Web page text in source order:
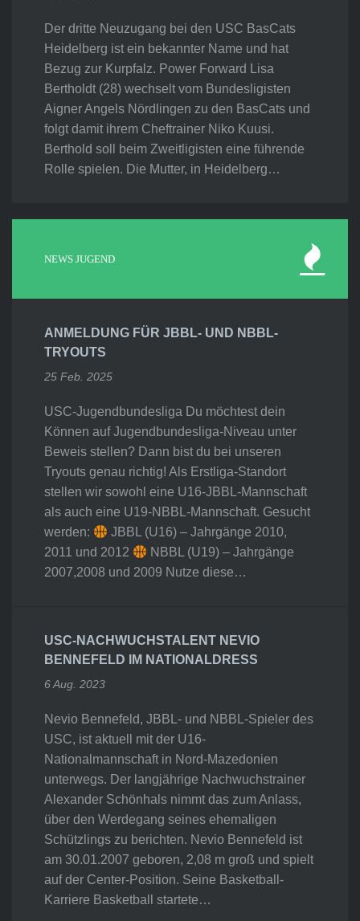
Der dritte Neuzugang bei den USC BasCats
Heidelberg ist ein bekannter Name und hat
Bezug zur Kurpfalz. Power Forward Lisa
Bertholdt (28) wechselt vom Bundesligisten
Aigner Angels Nördlingen zu den BasCats und
folgt damit ihrem Cheftrainer Niko Kuusi.
Berthold soll beim Zweitligisten eine führende
Rolle spielen. Die Mutter, in Heidelberg…
NEWS JUGEND
ANMELDUNG FÜR JBBL- UND NBBL-
TRYOUTS
25 Feb. 2025
USC-Jugendbundesliga Du möchtest dein
Können auf Jugendbundesliga-Niveau unter
Beweis stellen? Dann bist du bei unseren
Tryouts genau richtig! Als Erstliga-Standort
stellen wir sowohl eine U16-JBBL-Mannschaft
als auch eine U19-NBBL-Mannschaft. Gesucht
werden:
JBBL (U16) – Jahrgänge 2010,
2011 und 2012
NBBL (U19) – Jahrgänge
2007,2008 und 2009 Nutze diese…
USC-NACHWUCHSTALENT NEVIO
BENNEFELD IM NATIONALDRESS
6 Aug. 2023
Nevio Bennefeld, JBBL- und NBBL-Spieler des
USC, ist aktuell mit der U16-
Nationalmannschaft in Nord-Mazedonien
unterwegs. Der langjährige Nachwuchstrainer
Alexander Schönhals nimmt das zum Anlass,
über den Werdegang seines ehemaligen
Schützlings zu berichten. Nevio Bennefeld ist
am 30.01.2007 geboren, 2,08 m groß und spielt
auf der Center-Position. Seine Basketball-
Karriere Basketball startete…